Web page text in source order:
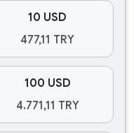
10 USD
477,11 TRY
100 USD
4.771,11 TRY